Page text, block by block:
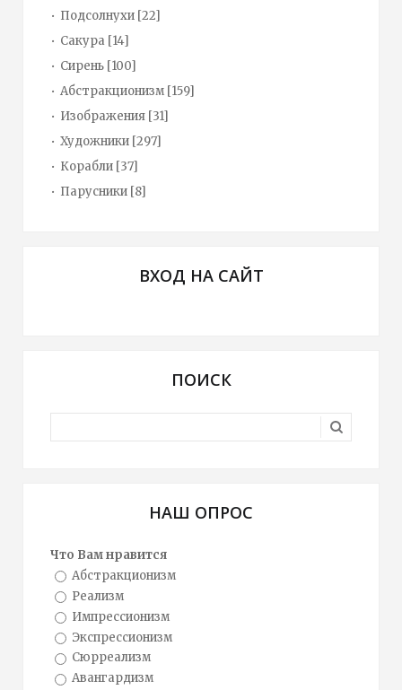
Подсолнухи [22]
Сакура [14]
Сирень [100]
Абстракционизм [159]
Изображения [31]
Художники [297]
Корабли [37]
Парусники [8]
ВХОД НА САЙТ
ПОИСК
НАШ ОПРОС
Что Вам нравится
Абстракционизм
Реализм
Импрессионизм
Экспрессионизм
Сюрреализм
Авангардизм